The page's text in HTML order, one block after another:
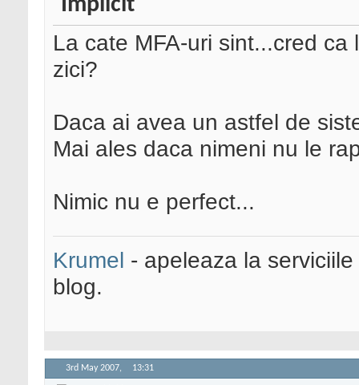
La cate MFA-uri sint...cred
zici?
Daca ai avea un astfel de
Mai ales daca nimeni nu le
Nimic nu e perfect...
Krumel - apeleaza la
blog.
3rd May 2007, 13:31